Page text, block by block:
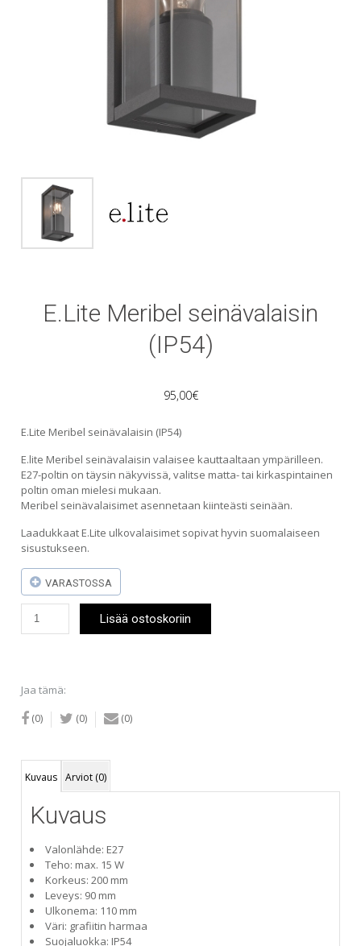
E.Lite Meribel seinävalaisin
(IP54)
95,00€
E.Lite Meribel seinävalaisin (IP54)
E.lite Meribel seinävalaisin valaisee kauttaaltaan ympärilleen.
E27-poltin on täysin näkyvissä, valitse matta- tai kirkaspintainen
poltin oman mielesi mukaan.
Meribel seinävalaisimet asennetaan kiinteästi seinään.
Laadukkaat E.Lite ulkovalaisimet sopivat hyvin suomalaiseen
sisustukseen.
VARASTOSSA
Meribel
Lisää ostoskoriin
Jaa tämä:
(0) (0) (0)
Kuvaus Arviot (0)
Kuvaus
Valonlähde: E27
Teho: max. 15 W
Korkeus: 200 mm
Leveys: 90 mm
Ulkonema: 110 mm
Väri: grafiitin harmaa
Suojaluokka: IP54